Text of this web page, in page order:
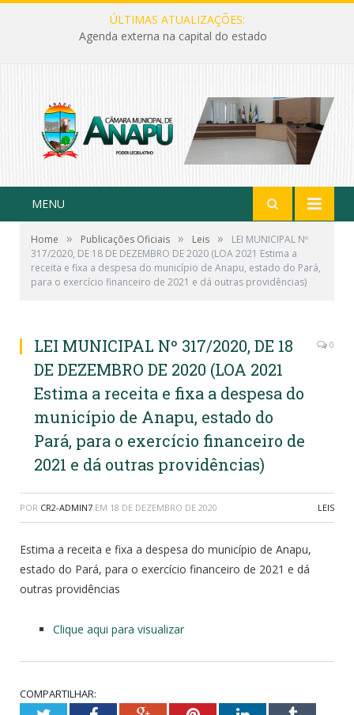
ÚLTIMAS ATUALIZAÇÕES:
Agenda externa na capital do estado
MENU
Home » Publicações Oficiais » Leis »
LEI MUNICIPAL Nº
317/2020, DE 18 DE DEZEMBRO DE 2020 (LOA 2021 Estima a
receita e fixa a despesa do município de Anapu, estado do Pará,
para o exercício financeiro de 2021 e dá outras providências)
LEI MUNICIPAL Nº 317/2020, DE 18
DE DEZEMBRO DE 2020 (LOA 2021
Estima a receita e fixa a despesa do
município de Anapu, estado do
Pará, para o exercício financeiro de
2021 e dá outras providências)
0
POR CR2-ADMIN7 EM 18 DE DEZEMBRO DE 2020 LEIS
Estima a receita e fixa a despesa do município de Anapu,
estado do Pará, para o exercício financeiro de 2021 e dá
outras providências
Clique aqui para visualizar
COMPARTILHAR: